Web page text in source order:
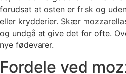
forudsat at osten er frisk og
eller krydderier. Skær
og undgå at give det for ofte.
nye fødevarer.
Fordele ved